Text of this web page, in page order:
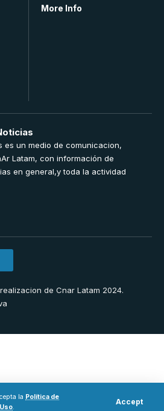
la Política de
.
Accept
More Info
es un medio de comunicacion,
Latam, con información de
en general,y toda la actividad
de Cnar Latam 2024.